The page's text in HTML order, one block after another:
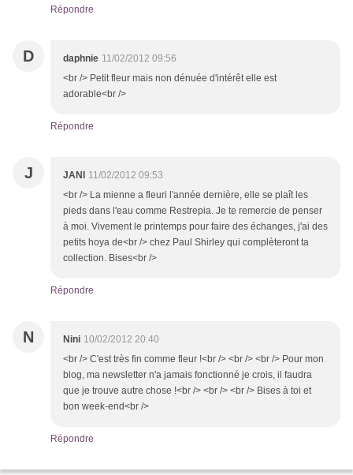
Répondre
D daphnie 11/02/2012 09:56
<br /> Petit fleur mais non dénuée d'intérêt elle est
adorable<br />
Répondre
J JANI
11/02/2012 09:53
<br /> La mienne a fleuri l'année dernière, elle se plaît les
pieds dans l'eau comme Restrepia. Je te remercie de penser
à moi. Vivement le printemps pour faire des échanges, j'ai des
petits hoya de<br /> chez Paul Shirley qui complèteront ta
collection. Bises<br />
Répondre
N Nini 10/02/2012 20:40
<br /> C'est très fin comme fleur !<br /> <br /> <br /> Pour mon
blog, ma newsletter n'a jamais fonctionné je crois, il faudra
que je trouve autre chose !<br /> <br /> <br /> Bises à toi et
bon week-end<br />
Répondre